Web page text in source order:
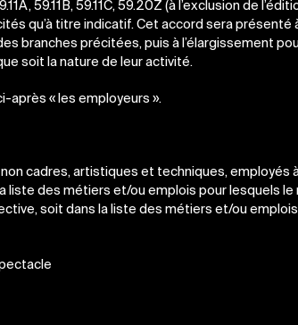
59.11B, 59.11C, 59.20Z (à l’exclusion de
qu’à titre indicatif. Cet accord sera présenté
branches précitées, puis à l’élargissement
soit la nature de leur activité.
après « les employeurs ».
cadres, artistiques et techniques, employés
des métiers et/ou emplois pour lesquels le
soit dans la liste des métiers et/ou